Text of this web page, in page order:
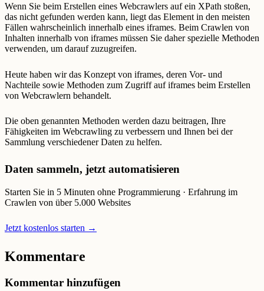
Wenn Sie beim Erstellen eines Webcrawlers auf ein XPath stoßen,
das nicht gefunden werden kann, liegt das Element in den meisten
Fällen wahrscheinlich innerhalb eines iframes. Beim Crawlen von
Inhalten innerhalb von iframes müssen Sie daher spezielle Methoden
verwenden, um darauf zuzugreifen.
Heute haben wir das Konzept von iframes, deren Vor- und
Nachteile sowie Methoden zum Zugriff auf iframes beim Erstellen
von Webcrawlern behandelt.
Die oben genannten Methoden werden dazu beitragen, Ihre
Fähigkeiten im Webcrawling zu verbessern und Ihnen bei der
Sammlung verschiedener Daten zu helfen.
Daten sammeln, jetzt automatisieren
Starten Sie in 5 Minuten ohne Programmierung · Erfahrung im
Crawlen von über 5.000 Websites
Jetzt kostenlos starten →
Kommentare
Kommentar hinzufügen